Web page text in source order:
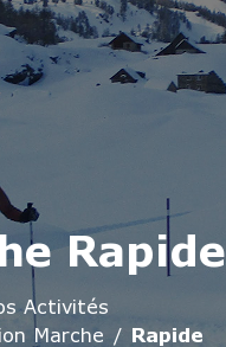
Rapide
Activités
Marche
Rapide